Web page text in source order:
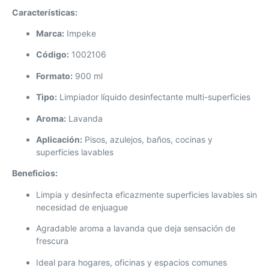
Características:
Marca: Impeke
Código: 1002106
Formato: 900 ml
Tipo: Limpiador líquido desinfectante multi-superficies
Aroma: Lavanda
Aplicación: Pisos, azulejos, baños, cocinas y
superficies lavables
Beneficios:
Limpia y desinfecta eficazmente superficies lavables sin
necesidad de enjuague
Agradable aroma a lavanda que deja sensación de
frescura
Ideal para hogares, oficinas y espacios comunes